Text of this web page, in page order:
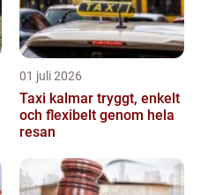
01 juli 2026
Taxi kalmar tryggt, enkelt
och flexibelt genom hela
resan